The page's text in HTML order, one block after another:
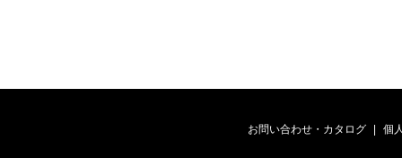
お問い合わせ・カタログ 個